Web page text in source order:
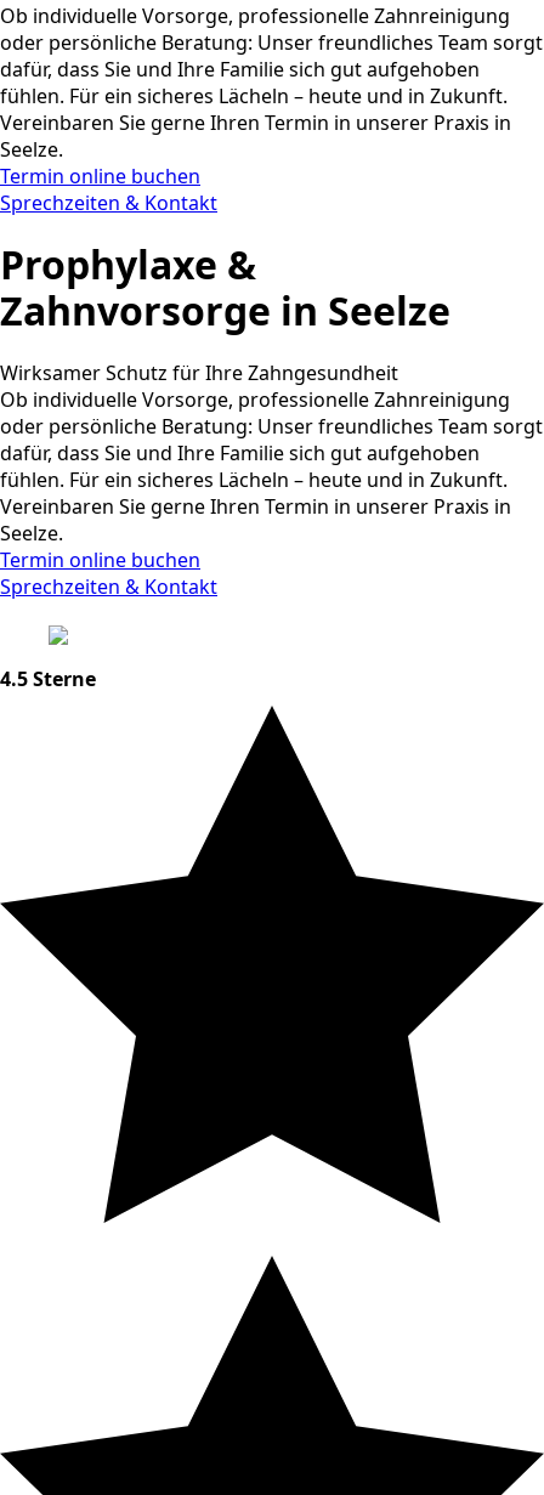
Ob individuelle Vorsorge, professionelle Zahnreinigung
oder persönliche Beratung: Unser freundliches Team sorgt
dafür, dass Sie und Ihre Familie sich gut aufgehoben
fühlen. Für ein sicheres Lächeln – heute und in Zukunft.
Vereinbaren Sie gerne Ihren Termin in unserer Praxis in
Seelze.
Termin online buchen
Sprechzeiten & Kontakt
Prophylaxe &
Zahnvorsorge in Seelze
Wirksamer Schutz für Ihre Zahngesundheit
Ob individuelle Vorsorge, professionelle Zahnreinigung
oder persönliche Beratung: Unser freundliches Team sorgt
dafür, dass Sie und Ihre Familie sich gut aufgehoben
fühlen. Für ein sicheres Lächeln – heute und in Zukunft.
Vereinbaren Sie gerne Ihren Termin in unserer Praxis in
Seelze.
Termin online buchen
Sprechzeiten & Kontakt
4.5 Sterne